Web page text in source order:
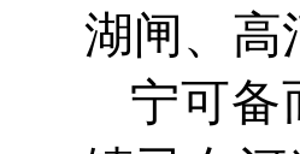
湖闸、高
宁可备